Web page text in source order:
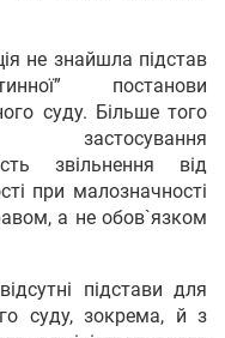
не знайшла підстав
постанови
суду. Більше того
звільнення від
при малозначності
а не обов`язком
підстави для
суду, зокрема, й з